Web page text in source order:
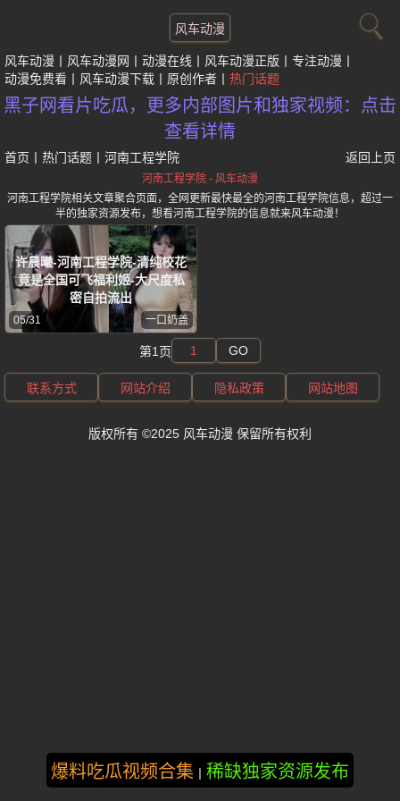
风车动漫
风车动漫 风车动漫网 动漫在线 风车动漫正版
专注动漫
动漫免费看
风车动漫下载 原创作者 热门话题
黑子网看片吃瓜，更多内部图片和独家视频：点击
查看详情
首页 热门话题 河南工程学院 返回上页
河南工程学院 - 风车动漫
河南工程学院相关文章聚合页面，全网更新最快最全的河南工程学院信息，超过一
半的独家资源发布，想看河南工程学院的信息就来风车动漫！
许晨曦-河南工程学院-清纯校花
竟是全国可飞福利姬-大尺度私
密自拍流出
05/31 一口奶盖
第1页 GO
爆料吃瓜视频合集 稀缺独家资源发布
联系方式 网站介绍 隐私政策 网站地图
版权所有 ©2025 风车动漫 保留所有权利